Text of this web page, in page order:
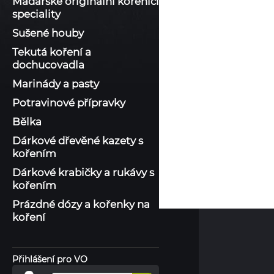
speciality
Sušené houby
Tekutá koření a
dochucovadla
Marinády a pasty
Potravinové přípravky
Bělka
Dárkové dřevěné kazety s
kořením
Dárkové krabičky a rukávy s
kořením
Prázdné dózy a kořenky na
koření
Přihlášení pro VO